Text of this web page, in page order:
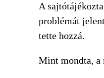
A
problémát
tette hozzá.
Mint mondta, a